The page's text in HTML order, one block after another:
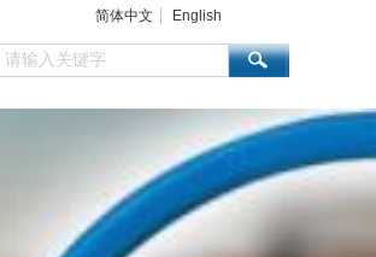
简体中文 English